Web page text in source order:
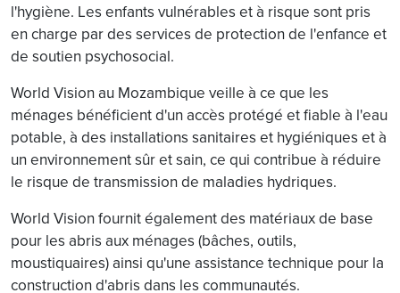
l'hygiène. Les enfants vulnérables et à risque sont pris
en charge par des services de protection de l'enfance et
de soutien psychosocial.
World Vision au Mozambique veille à ce que les
ménages bénéficient d'un accès protégé et fiable à l'eau
potable, à des installations sanitaires et hygiéniques et à
un environnement sûr et sain, ce qui contribue à réduire
le risque de transmission de maladies hydriques.
World Vision fournit également des matériaux de base
pour les abris aux ménages (bâches, outils,
moustiquaires) ainsi qu'une assistance technique pour la
construction d'abris dans les communautés.